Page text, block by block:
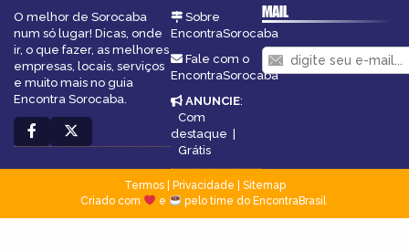
O melhor de Sorocaba
num só lugar! Dicas, onde
ir, o que fazer, as melhores
empresas, locais, serviços
e muito mais no guia
Encontra Sorocaba.
Sobre
EncontraSorocaba
Fale com o
EncontraSorocaba
ANUNCIE:
Com
destaque
Grátis
MAIL
Termos| Privacidade
Sitemap
Criado com
e pelo time do EncontraBrasil